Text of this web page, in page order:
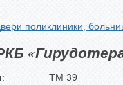
поликлиники,
:
TM 39